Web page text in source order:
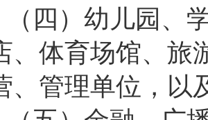
（四）幼儿园、
、体育场馆、旅
、管理单位，以